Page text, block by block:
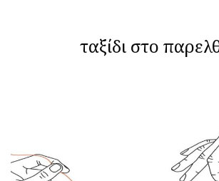
ταξίδι στο